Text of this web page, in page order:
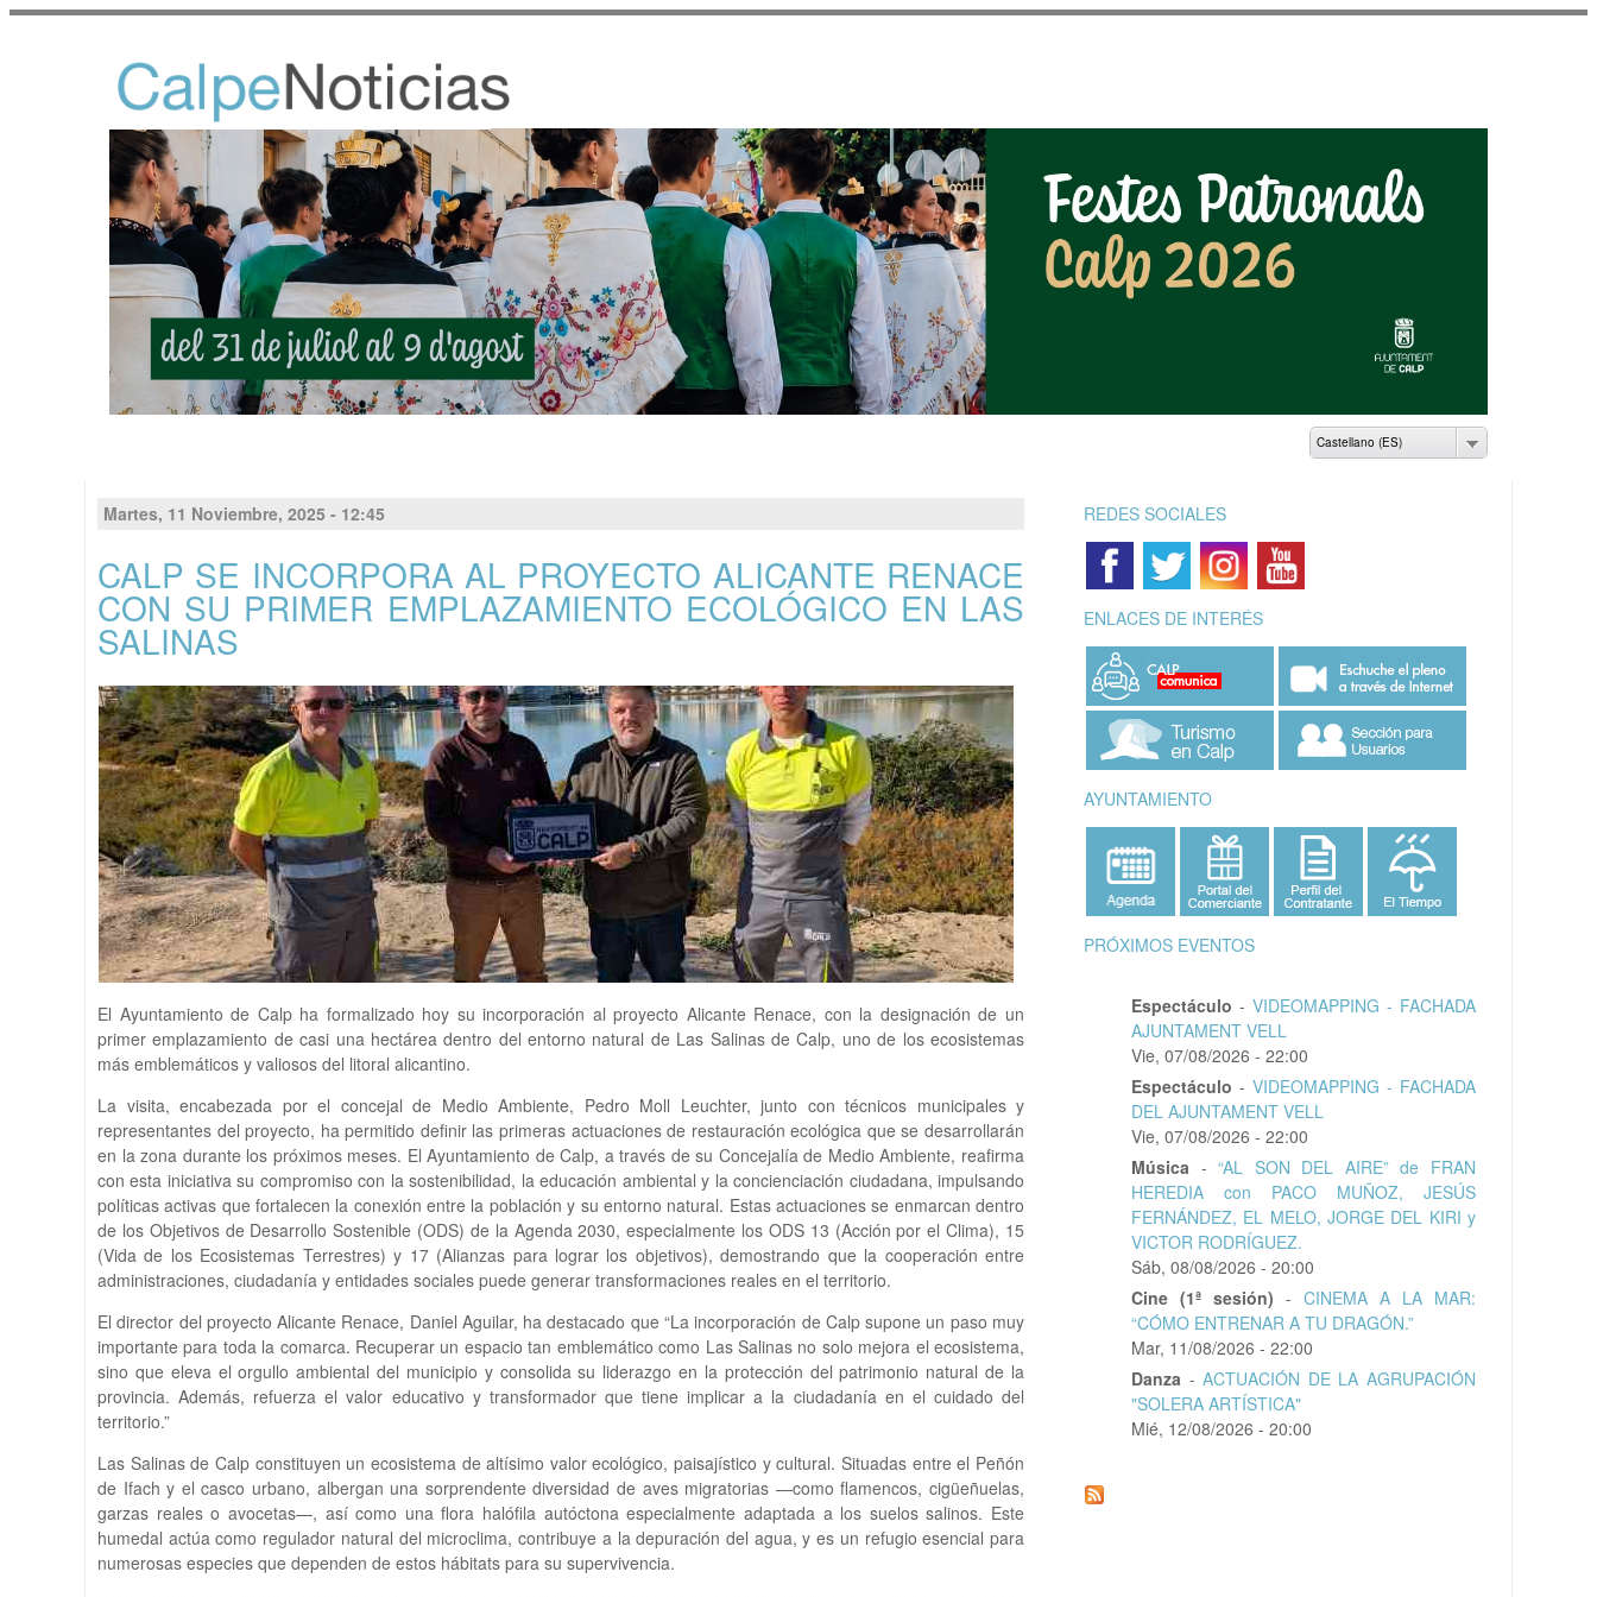
Pasar al
Castellano (ES)
Martes, 11 Noviembre, 2025 - 12:45
CALP SE INCORPORA AL PROYECTO ALICANTE RENACE
CON SU PRIMER EMPLAZAMIENTO ECOLÓGICO EN LAS
SALINAS
El Ayuntamiento de Calp ha formalizado hoy su incorporación al proyecto Alicante Renace, con la designación de un
primer emplazamiento de casi una hectárea dentro del entorno natural de Las Salinas de Calp, uno de los ecosistemas
más emblemáticos y valiosos del litoral alicantino.
La visita, encabezada por el concejal de Medio Ambiente, Pedro Moll Leuchter, junto con técnicos municipales y
representantes del proyecto, ha permitido definir las primeras actuaciones de restauración ecológica que se desarrollarán
en la zona durante los próximos meses. El Ayuntamiento de Calp, a través de su Concejalía de Medio Ambiente, reafirma
con esta iniciativa su compromiso con la sostenibilidad, la educación ambiental y la concienciación ciudadana, impulsando
políticas activas que fortalecen la conexión entre la población y su entorno natural. Estas actuaciones se enmarcan dentro
de los Objetivos de Desarrollo Sostenible (ODS) de la Agenda 2030, especialmente los ODS 13 (Acción por el Clima), 15
(Vida de los Ecosistemas Terrestres) y 17 (Alianzas para lograr los objetivos), demostrando que la cooperación entre
administraciones, ciudadanía y entidades sociales puede generar transformaciones reales en el territorio.
El director del proyecto Alicante Renace, Daniel Aguilar, ha destacado que “La incorporación de Calp supone un paso muy
importante para toda la comarca. Recuperar un espacio tan emblemático como Las Salinas no solo mejora el ecosistema,
sino que eleva el orgullo ambiental del municipio y consolida su liderazgo en la protección del patrimonio natural de la
provincia. Además, refuerza el valor educativo y transformador que tiene implicar a la ciudadanía en el cuidado del
territorio.”
Las Salinas de Calp constituyen un ecosistema de altísimo valor ecológico, paisajístico y cultural. Situadas entre el Peñón
de Ifach y el casco urbano, albergan una sorprendente diversidad de aves migratorias —como flamencos, cigüeñuelas,
garzas reales o avocetas—, así como una flora halófila autóctona especialmente adaptada a los suelos salinos. Este
humedal actúa como regulador natural del microclima, contribuye a la depuración del agua, y es un refugio esencial para
numerosas especies que dependen de estos hábitats para su supervivencia.
REDES SOCIALES
ENLACES DE INTERÉS
AYUNTAMIENTO
PRÓXIMOS EVENTOS
Espectáculo - VIDEOMAPPING - FACHADA
AJUNTAMENT VELL
Vie, 07/08/2026 - 22:00
Espectáculo - VIDEOMAPPING - FACHADA
DEL AJUNTAMENT VELL
Vie, 07/08/2026 - 22:00
Música -“AL SON DEL AIRE” de FRAN
HEREDIA con PACO MUÑOZ, JESÚS
FERNÁNDEZ, EL MELO, JORGE DEL KIRI y
VICTOR RODRÍGUEZ.
Sáb, 08/08/2026 - 20:00
Cine (1ª sesión) - CINEMA A LA MAR:
“CÓMO ENTRENAR A TU DRAGÓN.”
Mar, 11/08/2026 - 22:00
Danza -ACTUACIÓN DE LA AGRUPACIÓN
"SOLERA ARTÍSTICA"
Mié, 12/08/2026 - 20:00